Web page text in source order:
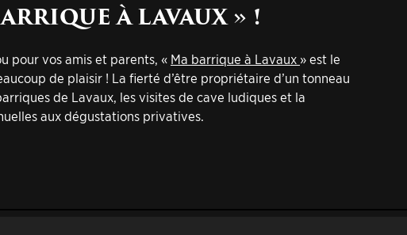
À LAVAUX » !
pour vos amis et parents, « Ma barrique à Lavaux » est le
de plaisir ! La fierté d’être propriétaire d’un tonneau
de Lavaux, les visites de cave ludiques et la
aux dégustations privatives.